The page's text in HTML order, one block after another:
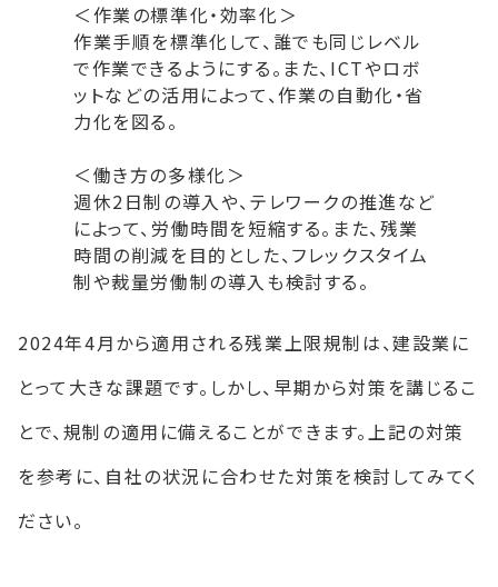
＜作業の標準化・効率化＞
作業手順を標準化して、誰でも同じレベル
で作業できるようにする。また、ICTやロボ
ットなどの活用によって、作業の自動化・省
力化を図る。
＜働き方の多様化＞
週休2日制の導入や、テレワークの推進など
によって、労働時間を短縮する。また、残業
時間の削減を目的とした、フレックスタイム
制や裁量労働制の導入も検討する。
2024年4月から適用される残業上限規制は、建設業に
とって大きな課題です。しかし、早期から対策を講じるこ
とで、規制の適用に備えることができます。上記の対策
を参考に、自社の状況に合わせた対策を検討してみてく
ださい。